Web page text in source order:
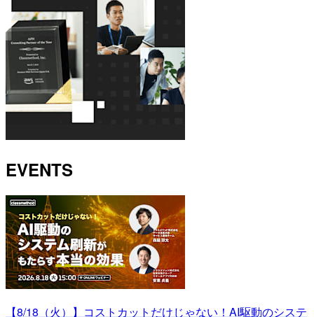
EVENTS
【8/18（火）】コストカットだけじゃない！AI駆動のシステ